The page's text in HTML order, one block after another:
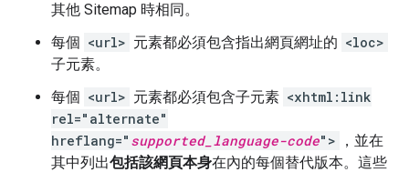
其他 Sitemap 時相同。
每個 <url> 元素都必須包含指出網頁網址的 <loc>
子元素。
每個 <url> 元素都必須包含子元素 <xhtml:link
rel="alternate"
hreflang=" supported_language-code">
，並在
其中列出包括該網頁本身在內的每個替代版本。這些